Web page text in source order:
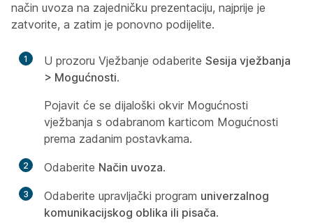
način uvoza na zajedničku prezentaciju, najprije je
zatvorite, a zatim je ponovno podijelite.
1 U prozoru Vježbanje odaberite Sesija vježbanja
> Mogućnosti.
Pojavit će se dijaloški okvir Mogućnosti
vježbanja s odabranom karticom Mogućnosti
prema zadanim postavkama.
2 Odaberite Način uvoza.
3 Odaberite upravljački program univerzalnog
komunikacijskog oblika ili pisača.